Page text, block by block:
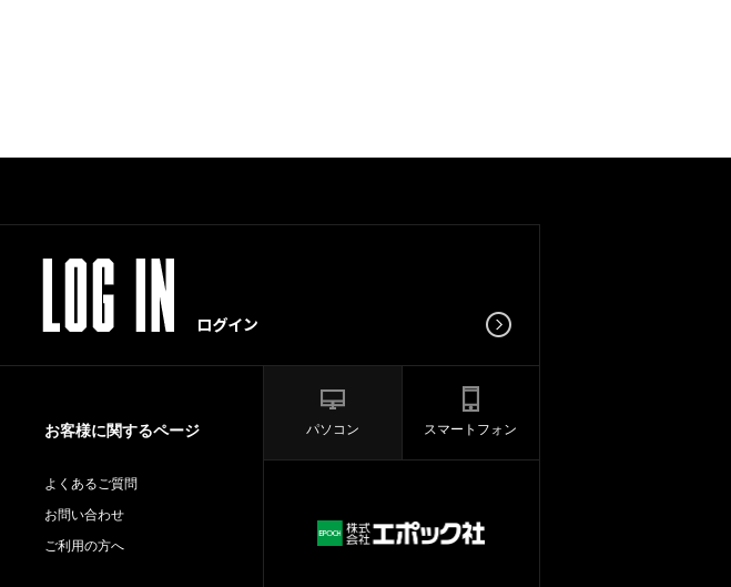
お客様に関するページ
よくあるご質問
お問い合わせ
ご利用の方へ
パソコン スマートフォン